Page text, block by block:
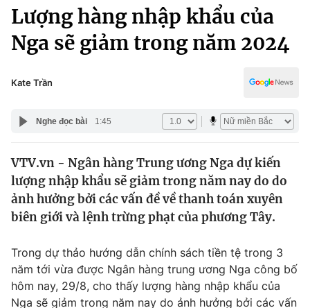
Chuyên mục
Chính trị
Pháp luật
Thế giới
Tin tức
Thế giới đó đây
Câu chuyện quốc tế
Tài chính
Thị trường
Dữ liệu và đời sống
Kinh tế
Thể thao
Truyền hình
Y tế
Công nghệ
Lượng hàng nhập khẩu của
Nga sẽ giảm trong năm 2024
Kate Trần
Nghe đọc bài 1:45
VTV.vn - Ngân hàng Trung ương Nga dự kiến ​​
lượng nhập khẩu sẽ giảm trong năm nay do do
ảnh hưởng bởi các vấn đề về thanh toán xuyên
biên giới và lệnh trừng phạt của phương Tây.
Trong dự thảo hướng dẫn chính sách tiền tệ trong 3
năm tới vừa được Ngân hàng trung ương Nga công bố
hôm nay, 29/8, cho thấy lượng hàng nhập khẩu của
Nga sẽ giảm trong năm nay do ảnh hưởng bởi các vấn